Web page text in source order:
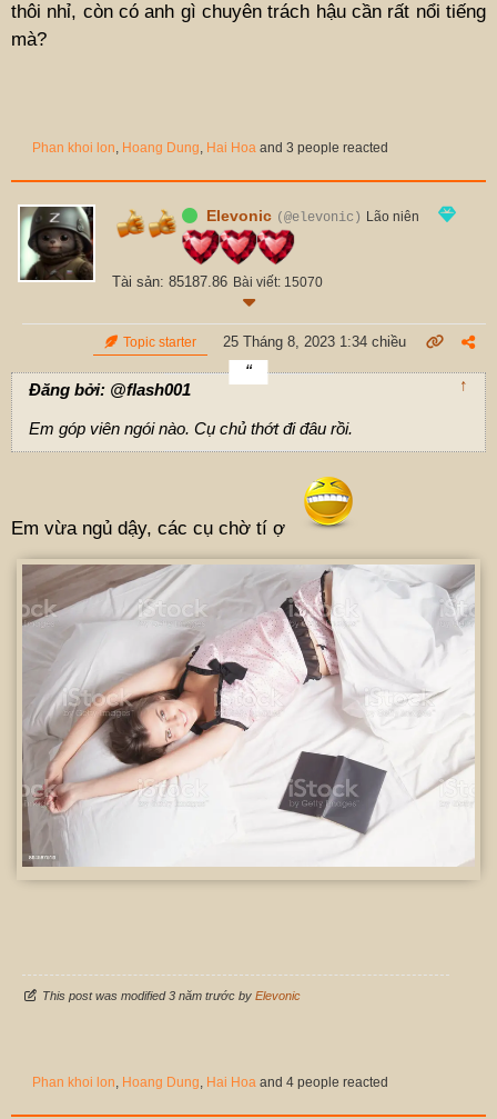
thôi nhỉ, còn có anh gì chuyên trách hậu cần rất nổi tiếng
mà?
Phan khoi lon, Hoang Dung, Hai Hoa and 3 people reacted
Elevonic (@elevonic) Lão niên
Tài sản: 85187.86 Bài viết: 15070
Topic starter 25 Tháng 8, 2023 1:34 chiều
Đăng bởi: @flash001 ↑
Em góp viên ngói nào. Cụ chủ thớt đi đâu rồi.
Em vừa ngủ dậy, các cụ chờ tí ợ
This post was modified 3 năm trước by Elevonic
Phan khoi lon, Hoang Dung, Hai Hoa and 4 people reacted